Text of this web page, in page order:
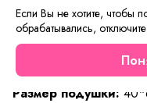
Наполнитель:
полиэфирное 80%
атин
Размер одеяла:
Размер подушки:
Если Вы не хотите, чтобы
обрабатывались,